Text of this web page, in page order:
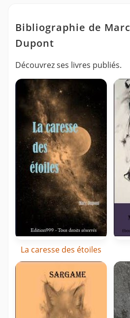
Bibliographie de Marc
Dupont
Découvrez ses livres publiés.
La caresse des étoiles